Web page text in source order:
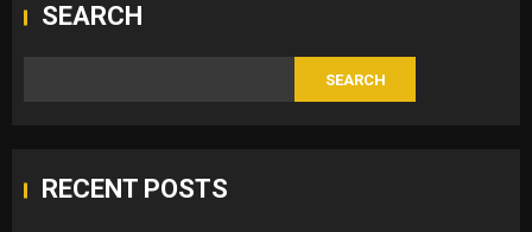
SEARCH
SEARCH
RECENT POSTS